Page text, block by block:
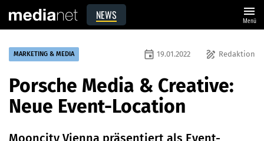
NEWS menu
Menü
MARKETING & MEDIA draw Redaktion
event 19.01.2022
Porsche Media & Creative:
Neue Event-Location
Mooncity Vienna präsentiert als Event-